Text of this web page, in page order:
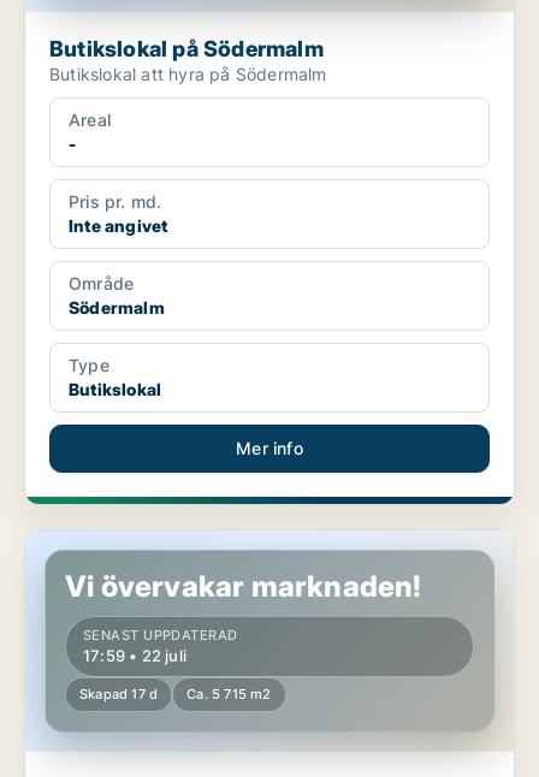
Butikslokal på Södermalm
Butikslokal att hyra på Södermalm
Areal
-
Pris pr. md.
Inte angivet
Område
Södermalm
Type
Butikslokal
Mer info
Butikslokal i Göteborg Centrum
Vi övervakar marknaden!
SENAST UPPDATERAD
17:59 • 22 juli
Skapad 17 d Ca. 5 715 m2